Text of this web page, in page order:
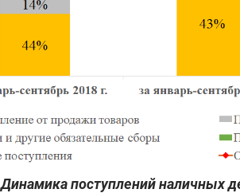
Динамика поступлений наличных